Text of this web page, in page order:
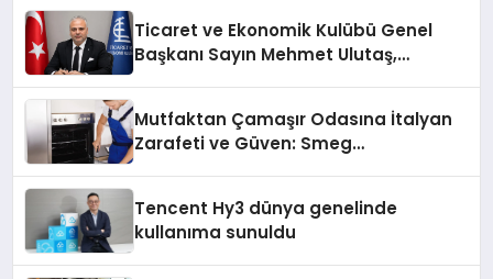
Ticaret ve Ekonomik Kulübü Genel
Başkanı Sayın Mehmet Ulutaş,
Mutfaktan Çamaşır Odasına İtalyan
Zarafeti ve Güven: Smeg
Tencent Hy3 dünya genelinde
kullanıma sunuldu